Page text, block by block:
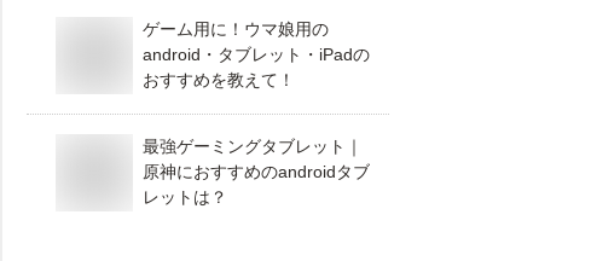
ゲーム用に！ウマ娘用の
android・タブレット・iPadの
おすすめを教えて！
最強ゲーミングタブレット｜
原神におすすめのandroidタブ
レットは？